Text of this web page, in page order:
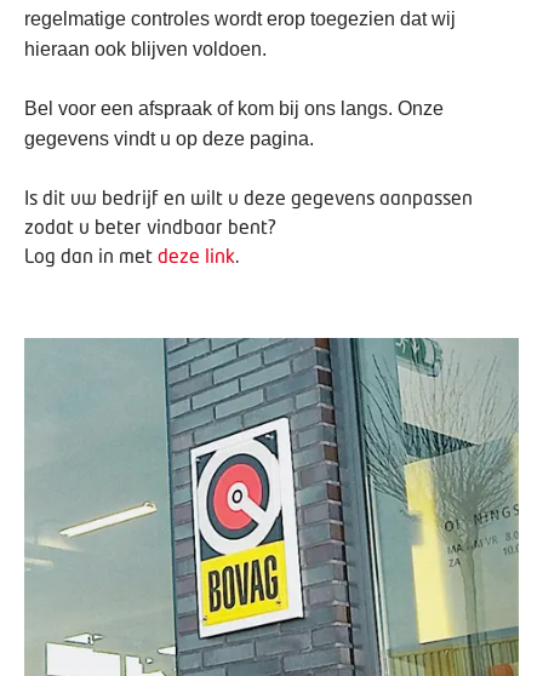
regelmatige controles wordt erop toegezien dat wij
hieraan ook blijven voldoen.
Bel voor een afspraak of kom bij ons langs. Onze
gegevens vindt u op deze pagina.
Is dit uw bedrijf en wilt u deze gegevens aanpassen
zodat u beter vindbaar bent?
Log dan in met deze link.